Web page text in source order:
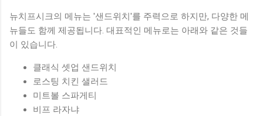
뉴치프시크의 메뉴는 '샌드위치'를 주력으로 하지만, 다양한 메
뉴들도 함께 제공됩니다. 대표적인 메뉴로는 아래와 같은 것들
이 있습니다.
클래식 셋업 샌드위치
로스팅 치킨 샐러드
미트볼 스파게티
비프 라자냐